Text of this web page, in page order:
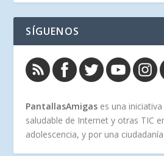
SÍGUENOS
PantallasAmigas es una
saludable de Internet y otras TIC
adolescencia, y por una